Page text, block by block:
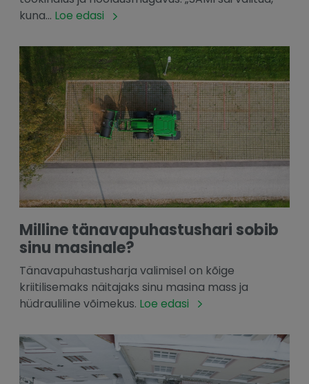
kuna... Loe edasi
Milline tänavapuhastushari sobib
sinu masinale?
Tänavapuhastusharja valimisel on kõige
kriitilisemaks näitajaks sinu masina mass ja
hüdrauliline võimekus. Loe edasi